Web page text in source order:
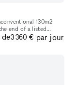
130m2
end of a listed
glass r
3 360 € par jour